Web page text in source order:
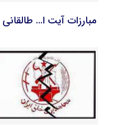
مبارزات آیت ا…